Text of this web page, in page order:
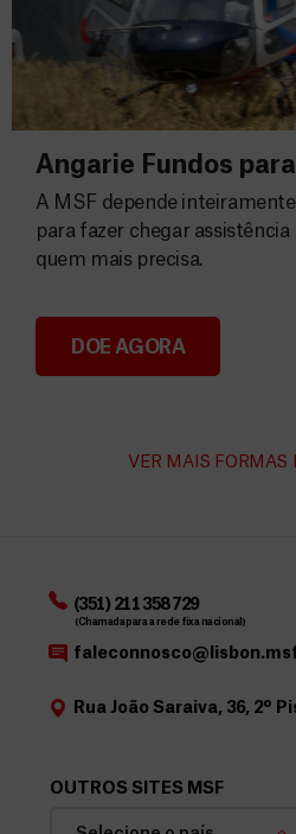
Angarie Fundos
Angarie Fundos
A MSF depende
para fazer chegar
quem mais precisa.
DOE AGORA
VER MAIS FORMAS
(351) 211 358 729
(Chamada para a rede fixa nacional)
Rua João Saraiva, 36, 2º
OUTROS SITES MSF